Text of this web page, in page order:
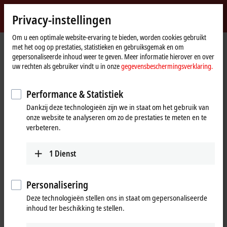
Beckhoff
-
New
Automation
Technology
startpaginaBedrijf
News
The MX-System: Schirmer is a Beckhoff system customer
Als u "Accepteren" klikt, verschijnt de video en passen wij uw
privacy-instelling aan. Daarbij wordt externe inhoud van Vimeo
Privacy-instellingen
Om u een optimale website-ervaring te bieden, worden cookies gebruikt
met het oog op prestaties, statistieken en gebruiksgemak en om
gepersonaliseerde inhoud weer te geven. Meer informatie hierover en over
uw rechten als gebruiker vindt u in onzegegevensbeschermingsverklaring.
Performance & Statistiek
Dankzij deze technologieën zijn we in staat om het gebruik van
onze website te analyseren om zo de prestaties te meten en te
verbeteren.
1 Dienst
Personalisering
Deze technologieën stellen ons in staat om gepersonaliseerde
inhoud ter beschikking te stellen.